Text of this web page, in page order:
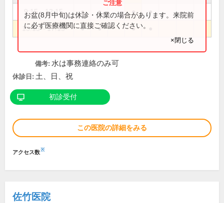
9:15～12:15 ● ● ● ●
13:15～17:15 ● ● ●
お盆(8月中旬)は休診・休業の場合があります。来院前
に必ず医療機関に直接ご確認ください。
×閉じる
備考: 水は事務連絡のみ可
休診日: 土、日、祝
初診受付
この医院の詳細をみる
アクセス数※
佐竹医院